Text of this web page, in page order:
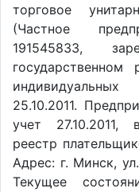
торговое
(Частное
191545833,
25.10.2011.
учет 27.10.2011,
реестр
Адрес: г. Минск,
Текущее